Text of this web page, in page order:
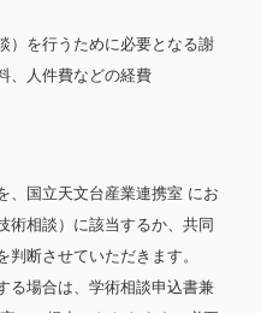
）を行うために必要となる謝
、人件費などの経費
、国立天文台産業連携室 にお
術相談）に該当するか、共同
断させていただきます。
る場合は、学術相談申込書兼